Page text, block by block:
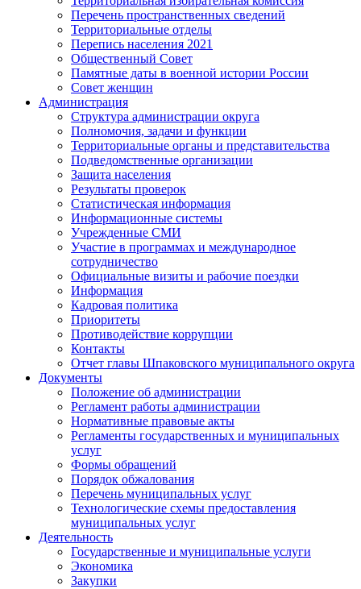
Перечень пространственных сведений
Территориальные отделы
Перепись населения 2021
Общественный Совет
Памятные даты в военной истории России
Совет женщин
Администрация
Структура администрации округа
Полномочия, задачи и функции
Территориальные органы и представительства
Подведомственные организации
Защита населения
Результаты проверок
Статистическая информация
Информационные системы
Учрежденные СМИ
Участие в программах и международное
сотрудничество
Официальные визиты и рабочие поездки
Информация
Кадровая политика
Приоритеты
Противодействие коррупции
Контакты
Отчет главы Шпаковского муниципального округа
Документы
Положение об администрации
Регламент работы администрации
Нормативные правовые акты
Регламенты государственных и муниципальных
услуг
Формы обращений
Порядок обжалования
Перечень муниципальных услуг
Технологические схемы предоставления
муниципальных услуг
Деятельность
Государственные и муниципальные услуги
Экономика
Закупки